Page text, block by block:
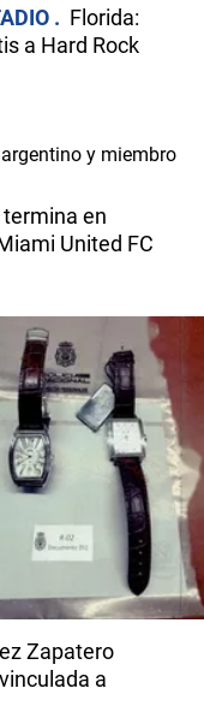
Florida:
a Hard Rock
en
United FC
Zapatero
a